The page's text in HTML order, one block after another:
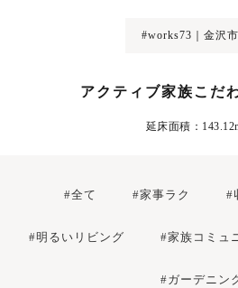
#works73｜金沢
アクティブ家族こだ
延床面積：
#全て #家事ラク #
#明るいリビング #家族コミュ
#ガーデニン